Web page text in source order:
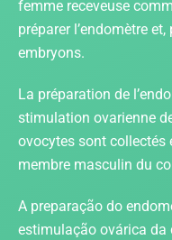
femme receveuse
préparer l’endomètre
embryons.
La préparation de
stimulation ovarienne
ovocytes sont collectés
membre masculin du
A preparação do
estimulação ovárica da